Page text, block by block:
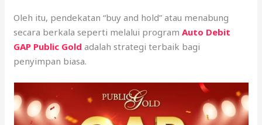
Oleh itu, pendekatan “buy and hold” atau menabung
secara berkala seperti melalui programAuto Debit
GAP Public Gold adalah strategi terbaik bagi
penyimpan biasa.